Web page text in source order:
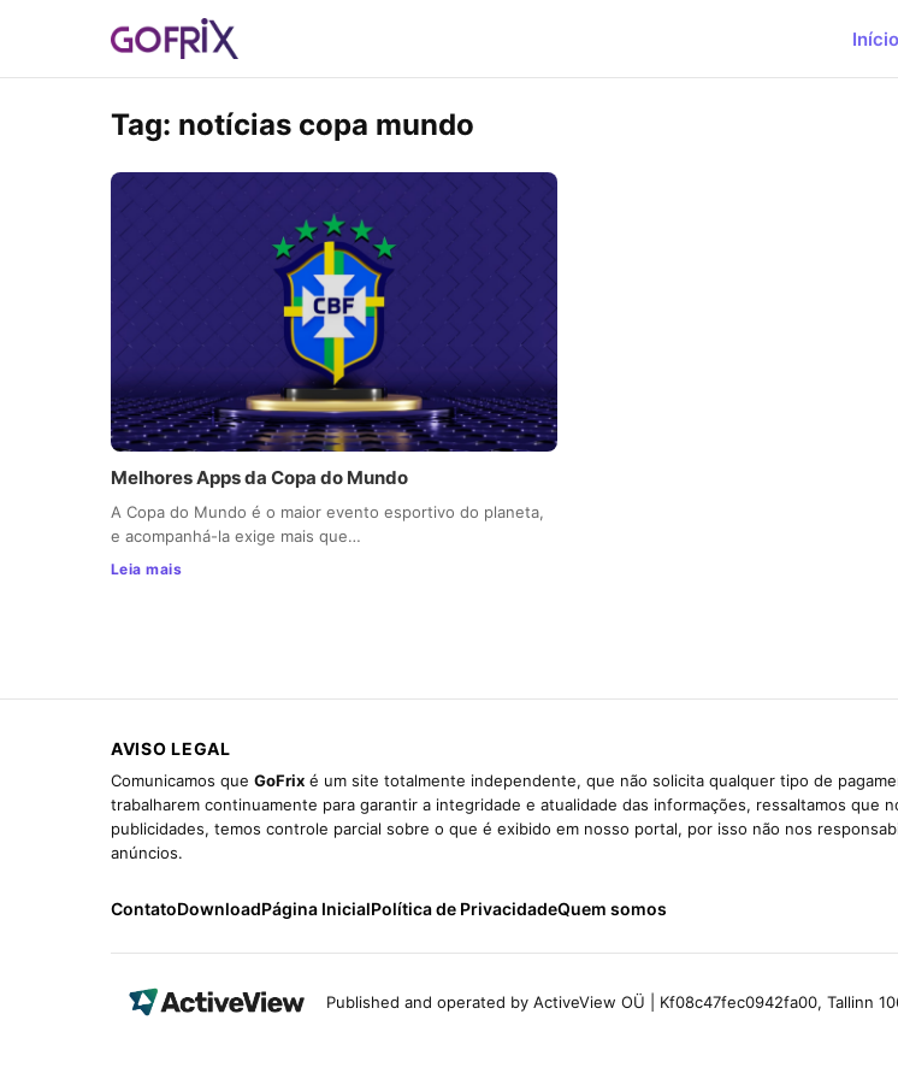
Início
Tag: notícias copa mundo
Melhores Apps da Copa do Mundo
A Copa do Mundo é o maior evento esportivo do planeta,
e acompanhá-la exige mais que…
Leia mais
AVISO LEGAL
Comunicamos que GoFrix é um site totalmente independente, que não solicita qualquer tipo de
trabalharem continuamente para garantir a integridade e atualidade das informações, ressaltamos que
publicidades, temos controle parcial sobre o que é exibido em nosso portal, por isso não nos
anúncios.
ContatoDownloadPágina InicialPolítica de PrivacidadeQuem somos
Published and operated by ActiveView OÜ | Kf08c47fec0942fa00, Tallinn